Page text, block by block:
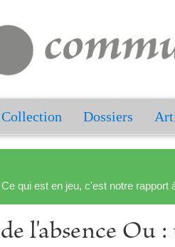
Collection Dossiers
qui est en jeu, c'est notre rapport
l'absence Ou